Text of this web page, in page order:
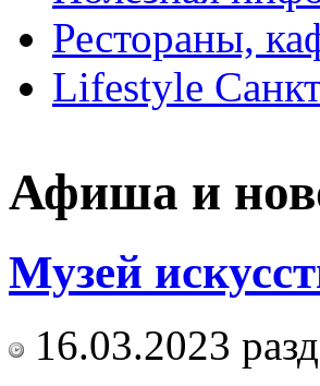
Рестораны,
Lifestyle
Афиша и
Музей
16.03.2023